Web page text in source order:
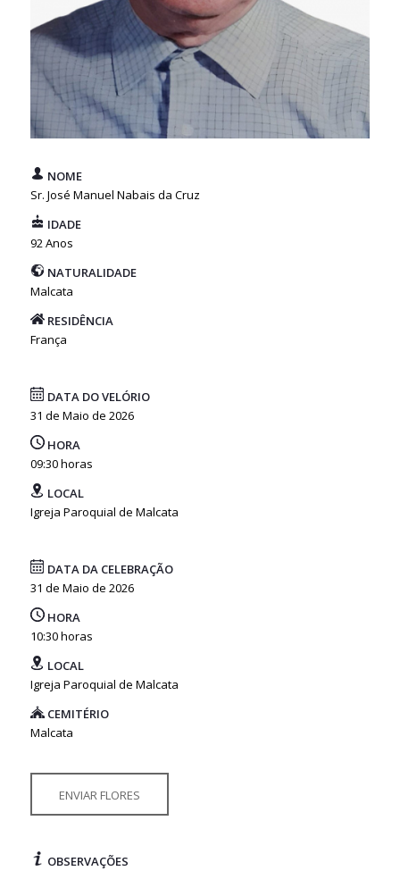
NOME
Sr. José Manuel Nabais da Cruz
IDADE
92 Anos
NATURALIDADE
Malcata
RESIDÊNCIA
França
DATA DO VELÓRIO
31 de Maio de 2026
HORA
09:30 horas
LOCAL
Igreja Paroquial de Malcata
DATA DA CELEBRAÇÃO
31 de Maio de 2026
HORA
10:30 horas
LOCAL
Igreja Paroquial de Malcata
CEMITÉRIO
Malcata
ENVIAR FLORES
OBSERVAÇÕES